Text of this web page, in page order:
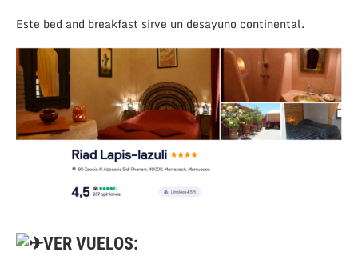
Este bed and breakfast sirve un desayuno continental.
VER VUELOS: